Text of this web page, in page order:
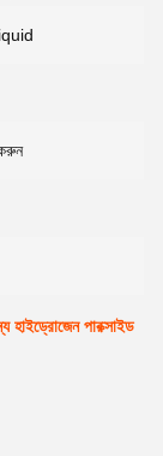
হাইড্রোজেন পারক্সাইড